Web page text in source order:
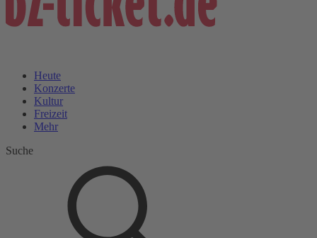
Heute
Konzerte
Kultur
Freizeit
Mehr
Suche